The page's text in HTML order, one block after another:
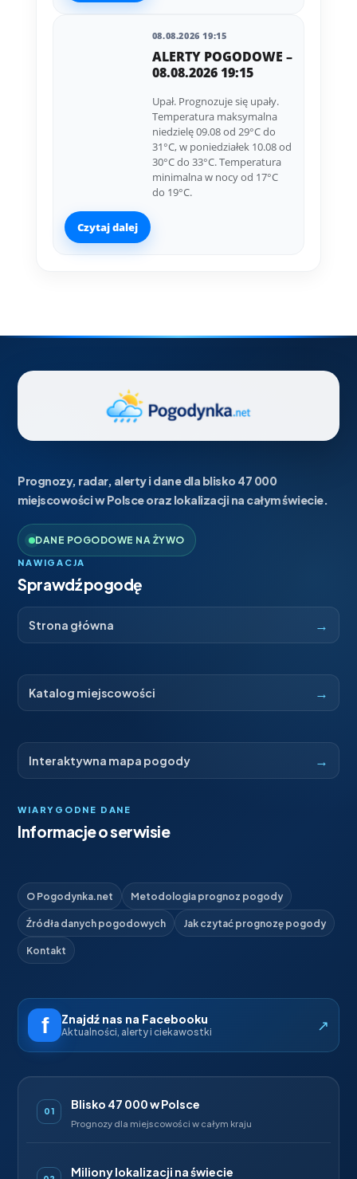
08.08.2026 19:15
ALERTY POGODOWE –
08.08.2026 19:15
Upał. Prognozuje się upały.
Temperatura maksymalna
niedzielę 09.08 od 29°C do
31°C, w poniedziałek 10.08 od
30°C do 33°C. Temperatura
minimalna w nocy od 17°C
do 19°C.
Czytaj dalej
Prognozy, radar, alerty i dane dla blisko 47 000
miejscowości w Polsce oraz lokalizacji na całym świecie.
DANE POGODOWE NA ŻYWO
NAWIGACJA
Sprawdź pogodę
Strona główna →
Katalog miejscowości →
Interaktywna mapa pogody →
WIARYGODNE DANE
Informacje o serwisie
O Pogodynka.net Metodologia prognoz pogody
Źródła danych pogodowych Jak czytać prognozę pogody
Kontakt
Znajdź nas na Facebooku
Aktualności, alerty i ciekawostki ↗
01 Blisko 47 000 w Polsce
Prognozy dla miejscowości w całym kraju
Miliony lokalizacji na świecie